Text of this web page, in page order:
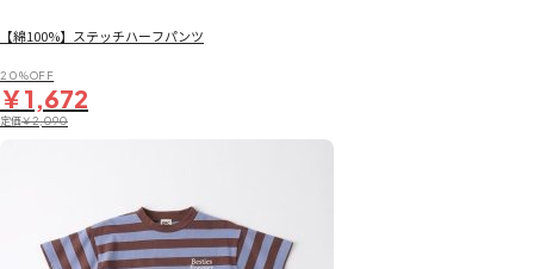
【綿100%】ステッチハーフパンツ
20％OFF
￥1,672
定価￥2,090